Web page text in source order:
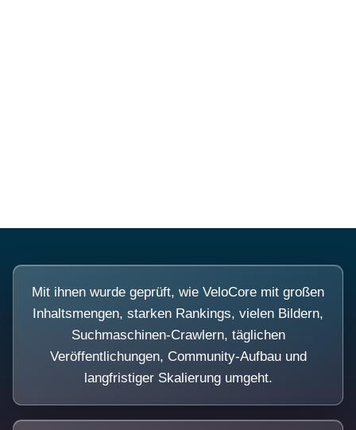
Mit ihnen wurde geprüft, wie VeloCore mit großen
Inhaltsmengen, starken Rankings, vielen Bildern,
Suchmaschinen-Crawlern, täglichen
Veröffentlichungen, Community-Aufbau und
langfristiger Skalierung umgeht.